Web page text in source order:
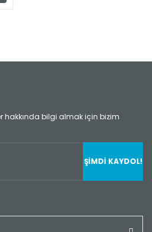
hakkında bilgi almak için bizim
ŞİMDİ KAYDOL!